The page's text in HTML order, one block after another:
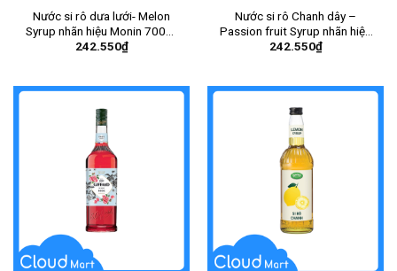
Nước si rô dưa lưới- Melon
Syrup nhãn hiệu Monin 700ml
– Chai
242.550₫
Nước si rô Chanh dây –
Passion fruit Syrup nhãn hiệu
Monin 700ml – Chai
242.550₫